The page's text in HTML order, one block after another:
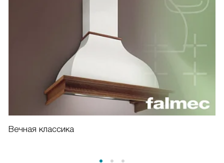
Вечная классика